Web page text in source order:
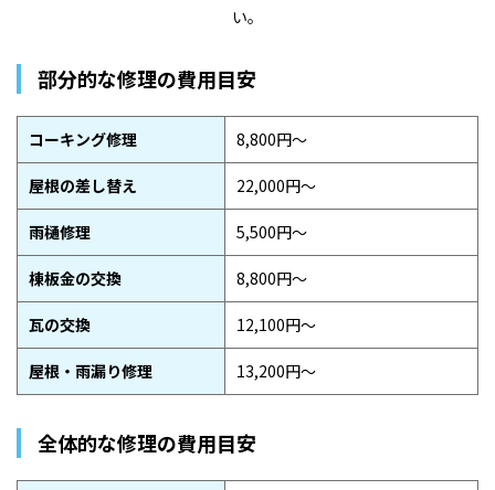
い。
部分的な修理の費用目安
コーキング修理 8,800円〜
屋根の差し替え 22,000円〜
雨樋修理 5,500円〜
棟板金の交換 8,800円〜
瓦の交換 12,100円〜
屋根・雨漏り修理 13,200円〜
全体的な修理の費用目安